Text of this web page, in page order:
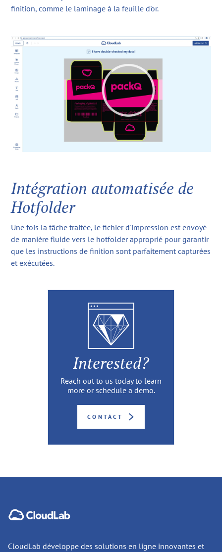
finition, comme le laminage à la feuille d'or.
Intégration automatisée de
Hotfolder
Une fois la tâche traitée, le fichier d'impression est envoyé
de manière fluide vers le hotfolder approprié pour garantir
que les instructions de finition sont parfaitement capturées
et exécutées.
Interested?
Reach out to us today to learn
more or schedule a demo.
CONTACT
CloudLab développe des solutions en ligne innovantes et